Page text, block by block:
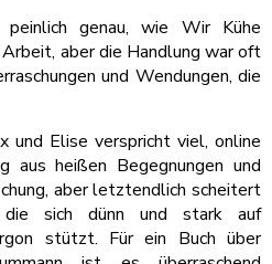
genau, wie Wir Kühe
aber die Handlung war oft
und Wendungen, die
und Elise verspricht viel, online
aus heißen Begegnungen und
aber letztendlich scheitert
sich dünn und stark auf
stützt. Für ein Buch über